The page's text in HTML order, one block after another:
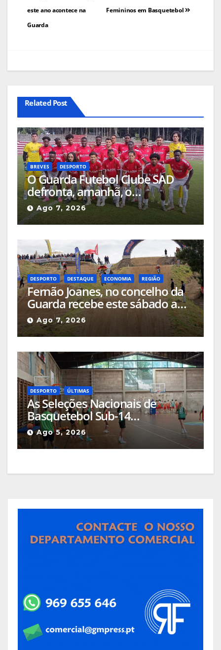
Femininos em Basquetebol
este ano acontece na
Guarda
Related Post
BREVES DESPORTO
O Guarda Futebol Clube SAD
defronta, amanhã, o
Sertanense, num jogo a contar
para a Supertaça da Beira
Interior
Ago 7, 2026
DESPORTO DESTAQUE ECONOMIA REGIÃO
Fernão Joanes, no concelho da
Guarda recebe este sábado a
Etapa do Campeonato Nacional
de Supercross
Ago 7, 2026
DESPORTO ÚLTIMAS
As Seleções Nacionais de
Basquetebol Sub-14
(Masculinos e Femininos) estão
a estagiar na Guarda com os
olhos postos em Espanha
Ago 5, 2026